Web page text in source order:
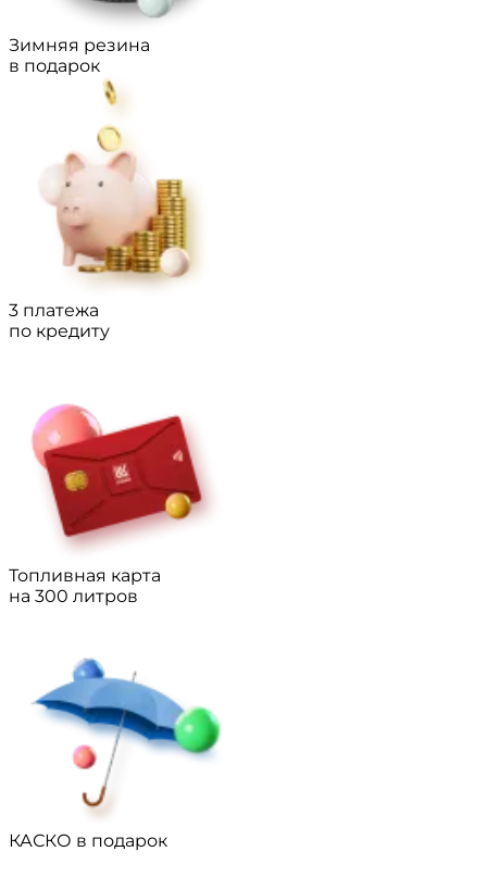
Зимняя резина
в подарок
3 платежа
по кредиту
Топливная карта
на 300 литров
КАСКО в подарок